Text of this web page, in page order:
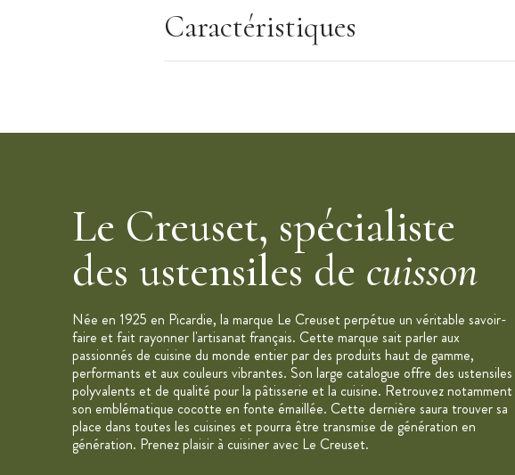
Couleur : Nectar
Couleur intérieure : crème
Diamètre : 28 cm
Hauteur : 18,4 cm
Équivalence : 6/8 personnes
Forme Cocotte : Ronde
Cocotte en fonte émaillée
Couvercle hermétique permettant une diffusion uniforme de
Poignées : prise en main optimisée
Boutons en acier inoxydable, ultra résistants à la chaleur
Entretien : compatible au lave-vaisselle
Fond ultra-lisse pour un entretien aisé
Compatible avec toutes les sources de chaleur
Garantie à vie
Caractéristiques
Le Creuset, spécialiste
des ustensiles de cuisson
Née en 1925 en Picardie, la marque Le Creuset perpétue un véritable savoir-
faire et fait rayonner l'artisanat français. Cette marque sait parler aux
passionnés de cuisine du monde entier par des produits haut de gamme,
performants et aux couleurs vibrantes. Son large catalogue offre des ustensiles
polyvalents et de qualité pour la pâtisserie et la cuisine. Retrouvez notamment
son emblématique cocotte en fonte émaillée. Cette dernière saura trouver sa
place dans toutes les cuisines et pourra être transmise de génération en
génération. Prenez plaisir à cuisiner avec Le Creuset.